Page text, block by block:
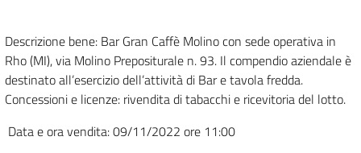
Descrizione bene: Bar Gran Caffè Molino con sede operativa in
Rho (MI), via Molino Prepositurale n. 93. Il compendio aziendale è
destinato all’esercizio dell’attività di Bar e tavola fredda.
Concessioni e licenze: rivendita di tabacchi e ricevitoria del lotto.
Data e ora vendita: 09/11/2022 ore 11:00